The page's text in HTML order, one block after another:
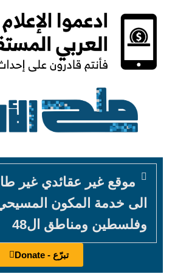
موقع غير عقائدي غير
الى خدمة المكون
وفلسطين ومناطق ال48
تبرّع - Donate